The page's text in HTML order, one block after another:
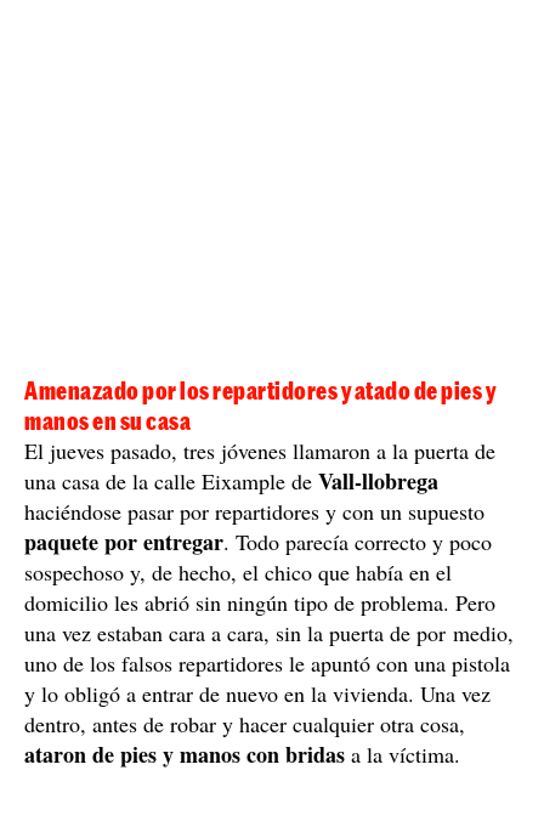
Amenazado por los repartidores y atado de pies y
manos en su casa
El jueves pasado, tres jóvenes llamaron a la puerta de
una casa de la calle Eixample de Vall-llobrega
haciéndose pasar por repartidores y con un supuesto
paquete por entregar. Todo parecía correcto y poco
sospechoso y, de hecho, el chico que había en el
domicilio les abrió sin ningún tipo de problema. Pero
una vez estaban cara a cara, sin la puerta de por medio,
uno de los falsos repartidores le apuntó con una pistola
y lo obligó a entrar de nuevo en la vivienda. Una vez
dentro, antes de robar y hacer cualquier otra cosa,
ataron de pies y manos con bridas a la víctima.